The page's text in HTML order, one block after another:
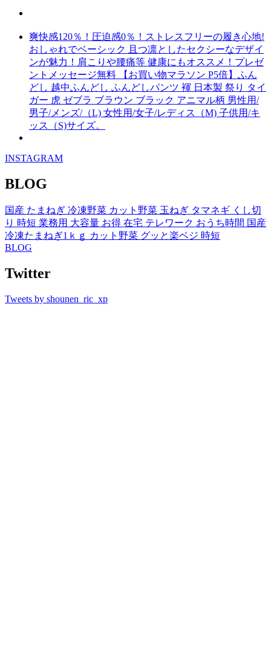
爽快感120％！圧迫感0％！ストレスフリーの履き心地!
おしゃれでベーシック 且つ凛としたセクシーなデザイ
ンが魅力！肩こりや腰痛等 健康にもオススメ！プレゼ
ントメッセージ無料 【お買い物マラソン P5倍】ふん
どし 越中ふんどし ふんどしパンツ 褌 日本製 祭り タイ
ガー 虎 ゼブラ ブラウン ブラック アニマル柄 男性用/
男子/メンズ/（L) 女性用/女子/レディス（M) 子供用/キ
ッス（S)サイズ。
INSTAGRAM
BLOG
国産 たまねぎ 冷凍野菜 カット野菜 玉ねぎ タマネギ くし切
り 時短 業務用 大容量 お得 在宅 テレワーク おうち時間 国産
冷凍たまねぎ1ｋｇ カット野菜 グッと楽ベジ 時短
BLOG
Twitter
Tweets by shounen_ric_xp